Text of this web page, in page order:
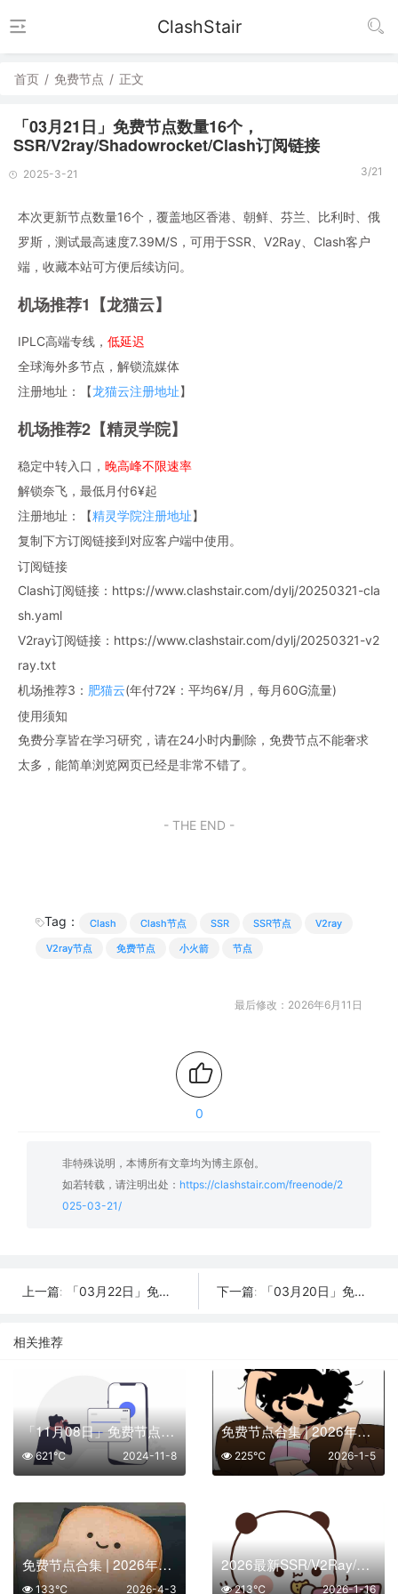
ClashStair
首页 / 免费节点 / 正文
「03月21日」免费节点数量16个，
SSR/V2ray/Shadowrocket/Clash订阅链接
2025-3-21 3/21
本次更新节点数量16个，覆盖地区香港、朝鲜、芬兰、比利时、俄
罗斯，测试最高速度7.39M/S，可用于SSR、V2Ray、Clash客户
端，收藏本站可方便后续访问。
机场推荐1【龙猫云】
IPLC高端专线， 低延迟
全球海外多节点，解锁流媒体
注册地址：【龙猫云注册地址】
机场推荐2【精灵学院】
稳定中转入口， 晚高峰不限速率
解锁奈飞，最低月付6¥起
注册地址：【精灵学院注册地址】
复制下方订阅链接到对应客户端中使用。
订阅链接
Clash订阅链接：https://www.clashstair.com/dylj/20250321-cla
sh.yaml
V2ray订阅链接：https://www.clashstair.com/dylj/20250321-v2
ray.txt
机场推荐3： 肥猫云(年付72¥：平均6¥/月，每月60G流量)
使用须知
免费分享皆在学习研究，请在24小时内删除，免费节点不能奢求
太多，能简单浏览网页已经是非常不错了。
- THE END -
Tag： Clash Clash节点 SSR SSR节点
V2ray
V2ray节点
免费节点 小火箭 节点
最后修改：2026年6月11日
0
非特殊说明，本博所有文章均为博主原创。
如若转载，请注明出处： https://clashstair.com/freenode/2
025-03-21/
上一篇: 「03月22日」免费节点数量21个，SSR/V2ray/Shadowrocket/Clash订阅链接 下一篇: 「03月20日」免费节点数量18个，SSR/V2ray/Shadowrocket/Clash订阅链接
相关推荐
「11月08日」免费节点数量56个，SSR/V2ray/Shadowrocket/Clash订阅链接
2024-11-8
621℃
免费节点合集 | 2026年01月05日SSR/V2Ray/Clash订阅整理
2026-1-5
225℃
免费节点合集 | 2026年04月03日SSR/V2Ray/Clash订阅整理
2026-4-3
133℃
2026最新SSR/V2Ray/Clash免费节点 | 01月16日可用订阅
2026-1-16
213℃